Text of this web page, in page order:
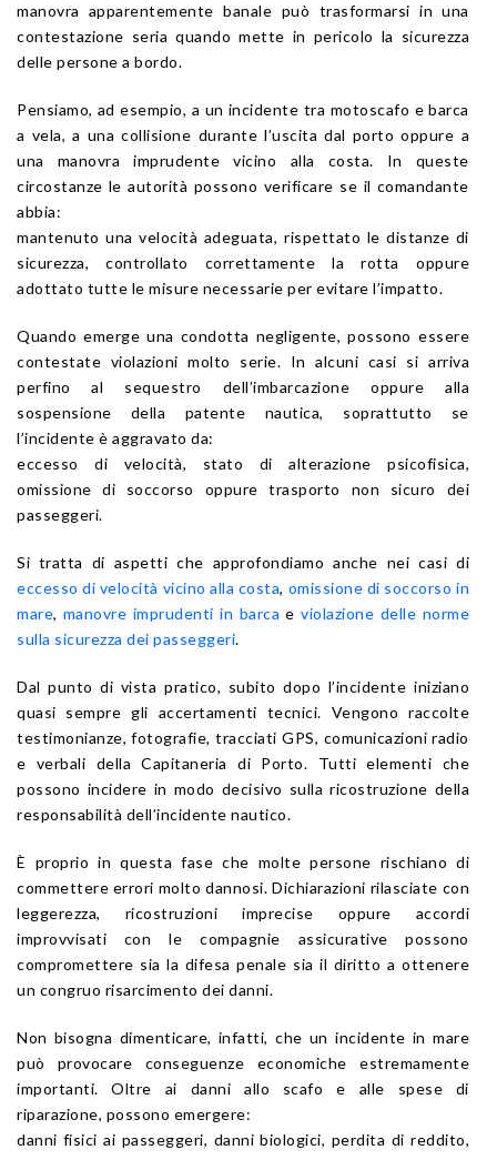
manovra apparentemente banale può trasformarsi in una
contestazione seria quando mette in pericolo la sicurezza
delle persone a bordo.
Pensiamo, ad esempio, a un incidente tra motoscafo e barca
a vela, a una collisione durante l’uscita dal porto oppure a
una manovra imprudente vicino alla costa. In queste
circostanze le autorità possono verificare se il comandante
abbia:
mantenuto una velocità adeguata, rispettato le distanze di
sicurezza, controllato correttamente la rotta oppure
adottato tutte le misure necessarie per evitare l’impatto.
Quando emerge una condotta negligente, possono essere
contestate violazioni molto serie. In alcuni casi si arriva
perfino al sequestro dell’imbarcazione oppure alla
sospensione della patente nautica, soprattutto se
l’incidente è aggravato da:
eccesso di velocità, stato di alterazione psicofisica,
omissione di soccorso oppure trasporto non sicuro dei
passeggeri.
Si tratta di aspetti che approfondiamo anche nei casi di
eccesso di velocità vicino alla costa, omissione di soccorso in
mare, manovre imprudenti in barca eviolazione delle norme
sulla sicurezza dei passeggeri.
Dal punto di vista pratico, subito dopo l’incidente iniziano
quasi sempre gli accertamenti tecnici. Vengono raccolte
testimonianze, fotografie, tracciati GPS, comunicazioni radio
e verbali della Capitaneria di Porto. Tutti elementi che
possono incidere in modo decisivo sulla ricostruzione della
responsabilità dell’incidente nautico.
È proprio in questa fase che molte persone rischiano di
commettere errori molto dannosi. Dichiarazioni rilasciate con
leggerezza, ricostruzioni imprecise oppure accordi
improvvisati con le compagnie assicurative possono
compromettere sia la difesa penale sia il diritto a ottenere
un congruo risarcimento dei danni.
Non bisogna dimenticare, infatti, che un incidente in mare
può provocare conseguenze economiche estremamente
importanti. Oltre ai danni allo scafo e alle spese di
riparazione, possono emergere:
danni fisici ai passeggeri, danni biologici, perdita di reddito,